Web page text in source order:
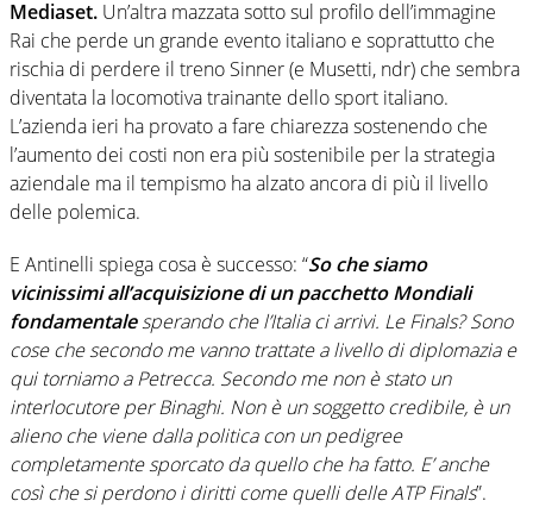
Mediaset. Un’altra mazzata sotto sul profilo dell’immagine
Rai che perde un grande evento italiano e soprattutto che
rischia di perdere il treno Sinner (e Musetti, ndr) che sembra
diventata la locomotiva trainante dello sport italiano.
L’azienda ieri ha provato a fare chiarezza sostenendo che
l’aumento dei costi non era più sostenibile per la strategia
aziendale ma il tempismo ha alzato ancora di più il livello
delle polemica.
E Antinelli spiega cosa è successo: “So che siamo
vicinissimi all’acquisizione di un pacchetto Mondiali
fondamentalesperando che l’Italia ci arrivi. Le Finals? Sono
cose che secondo me vanno trattate a livello di diplomazia e
qui torniamo a Petrecca. Secondo me non è stato un
interlocutore per Binaghi. Non è un soggetto credibile, è un
alieno che viene dalla politica con un pedigree
completamente sporcato da quello che ha fatto. E’ anche
così che si perdono i diritti come quelli delle ATP Finals”.